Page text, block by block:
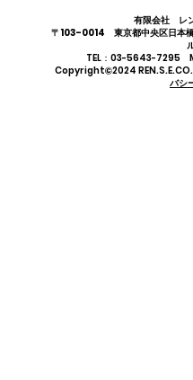
有限会社 レ
〒103-0014 東京都中央区日本
TEL：03-5643-7295
Copyright©2024
バシ